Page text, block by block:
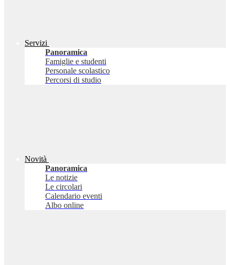
Servizi
Panoramica
Famiglie e studenti
Personale scolastico
Percorsi di studio
Novità
Panoramica
Le notizie
Le circolari
Calendario eventi
Albo online